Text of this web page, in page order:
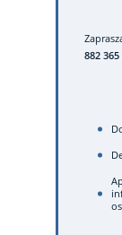
882 365